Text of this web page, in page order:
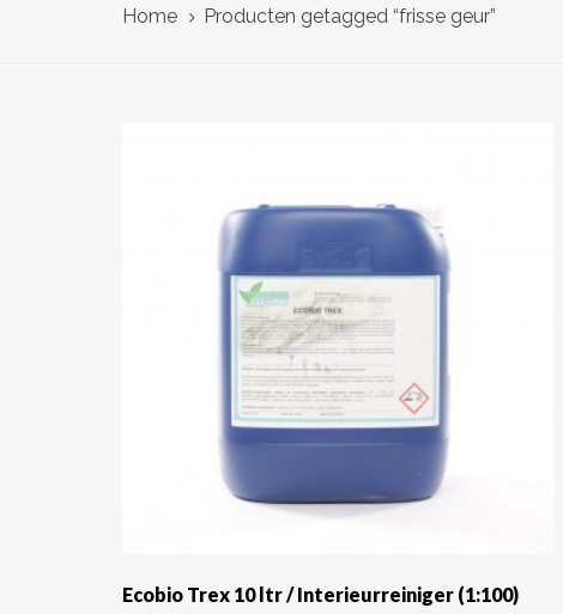
Home Producten getagged “frisse geur”
Ecobio Trex 10 ltr / Interieurreiniger (1:100)